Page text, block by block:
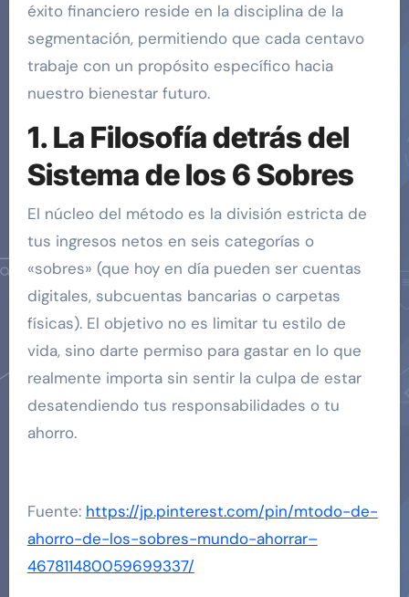
éxito financiero reside en la disciplina de la
segmentación, permitiendo que cada centavo
trabaje con un propósito específico hacia
nuestro bienestar futuro.
1. La Filosofía detrás del
Sistema de los 6 Sobres
El núcleo del método es la división estricta de
tus ingresos netos en seis categorías o
«sobres» (que hoy en día pueden ser cuentas
digitales, subcuentas bancarias o carpetas
físicas). El objetivo no es limitar tu estilo de
vida, sino darte permiso para gastar en lo que
realmente importa sin sentir la culpa de estar
desatendiendo tus responsabilidades o tu
ahorro.
Fuente: https://jp.pinterest.com/pin/mtodo-de-
ahorro-de-los-sobres-mundo-ahorrar–
467811480059699337/